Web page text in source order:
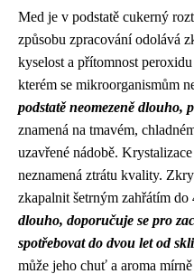
Med je v podstatě cukerný
způsobu zpracování odolává
kyselost a přítomnost
kterém se mikroorganismům
podstatě neomezeně dlouho,
znamená na tmavém,
uzavřené nádobě.
neznamená ztrátu kvality.
zkapalnit šetrným zahřátím do
dlouho, doporučuje se pro
spotřebovat do dvou let od
může jeho chuť a aroma